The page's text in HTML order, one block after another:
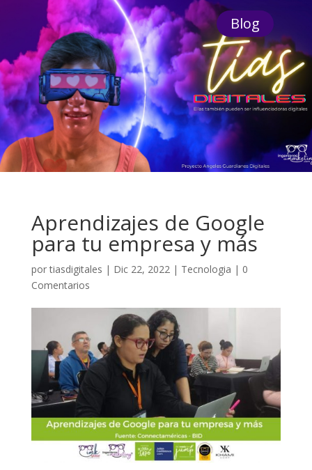
Blog
Aprendizajes de Google
para tu empresa y más
portiasdigitales | Dic 22, 2022| Tecnologia | 0
Comentarios